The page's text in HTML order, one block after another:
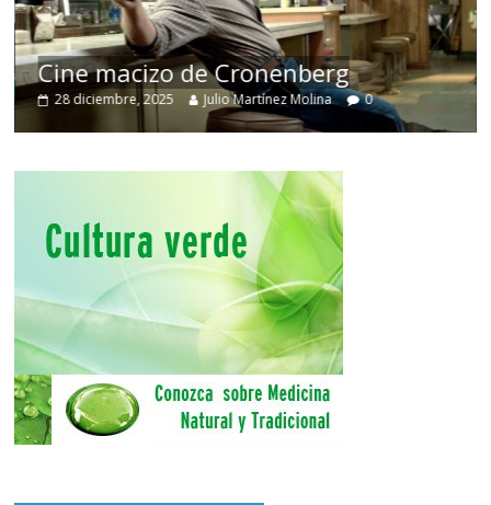
Cine macizo de Cronenberg
28 diciembre, 2025 Julio Martínez Molina 0